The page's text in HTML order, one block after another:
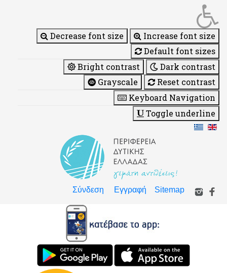
Decrease font size
Increase font size
Default font sizes
Bright contrast
Dark contrast
Grayscale
Reset contrast
Keyboard Navigation
Toggle underline
Σύνδεση Εγγραφή Sitemap